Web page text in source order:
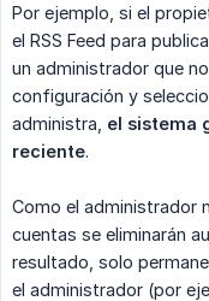
Por ejemplo, si el
el RSS Feed para
un administrador que
configuración y
administra, el sistema
reciente.
Como el administrador
cuentas se eliminarán
resultado, solo
el administrador (por